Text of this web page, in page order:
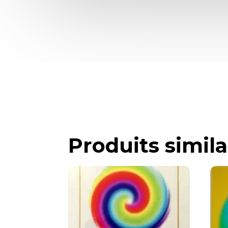
Produits